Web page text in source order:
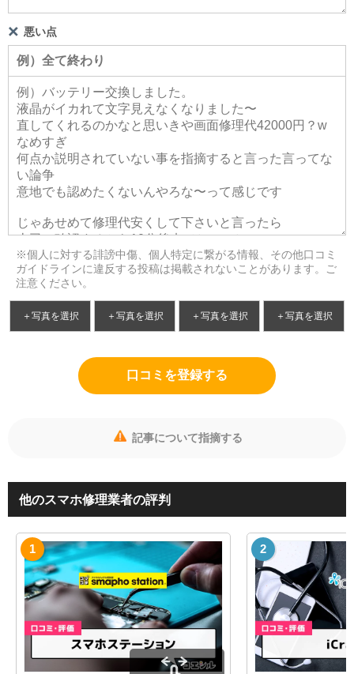
悪い点
※個人に対する誹謗中傷、個人特定に繋がる情報、その他口コミ
ガイドラインに違反する投稿は掲載されないことがあります。ご
注意ください。
＋写真を選択 ＋写真を選択 ＋写真を選択 ＋写真を選択
口コミを登録する
記事について指摘する
他のスマホ修理業者の評判